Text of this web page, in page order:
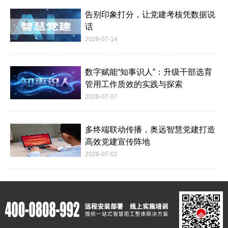
告别印象打分，让党建考核凭数据说
话
2026-07-14
数字赋能“知事识人”：升级干部选育
管用工作质效的实践与探索
2026-07-07
多终端联动传播，奥远智慧党建打造
高效党建宣传阵地
2026-07-02